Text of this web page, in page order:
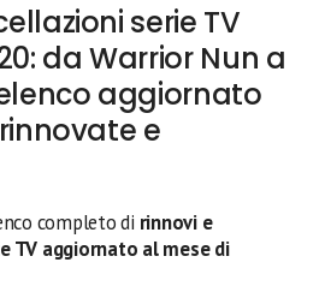
serie TV
da Warrior Nun a
aggiornato
e
completo di rinnovi e
TV aggiornato al mese di